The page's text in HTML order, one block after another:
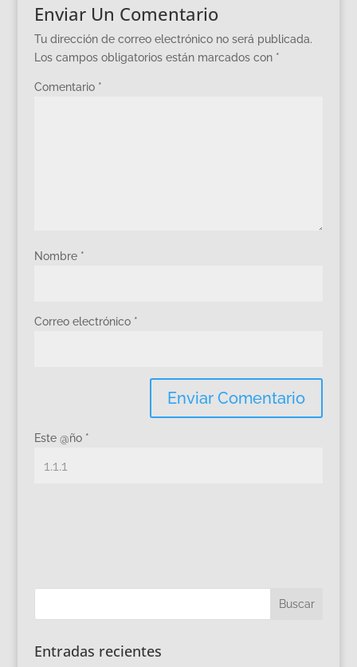
Enviar Un Comentario
Tu dirección de correo electrónico no será publicada.
Los campos obligatorios están marcados con *
Comentario *
Nombre *
Correo electrónico *
Este @ño *
Entradas recientes